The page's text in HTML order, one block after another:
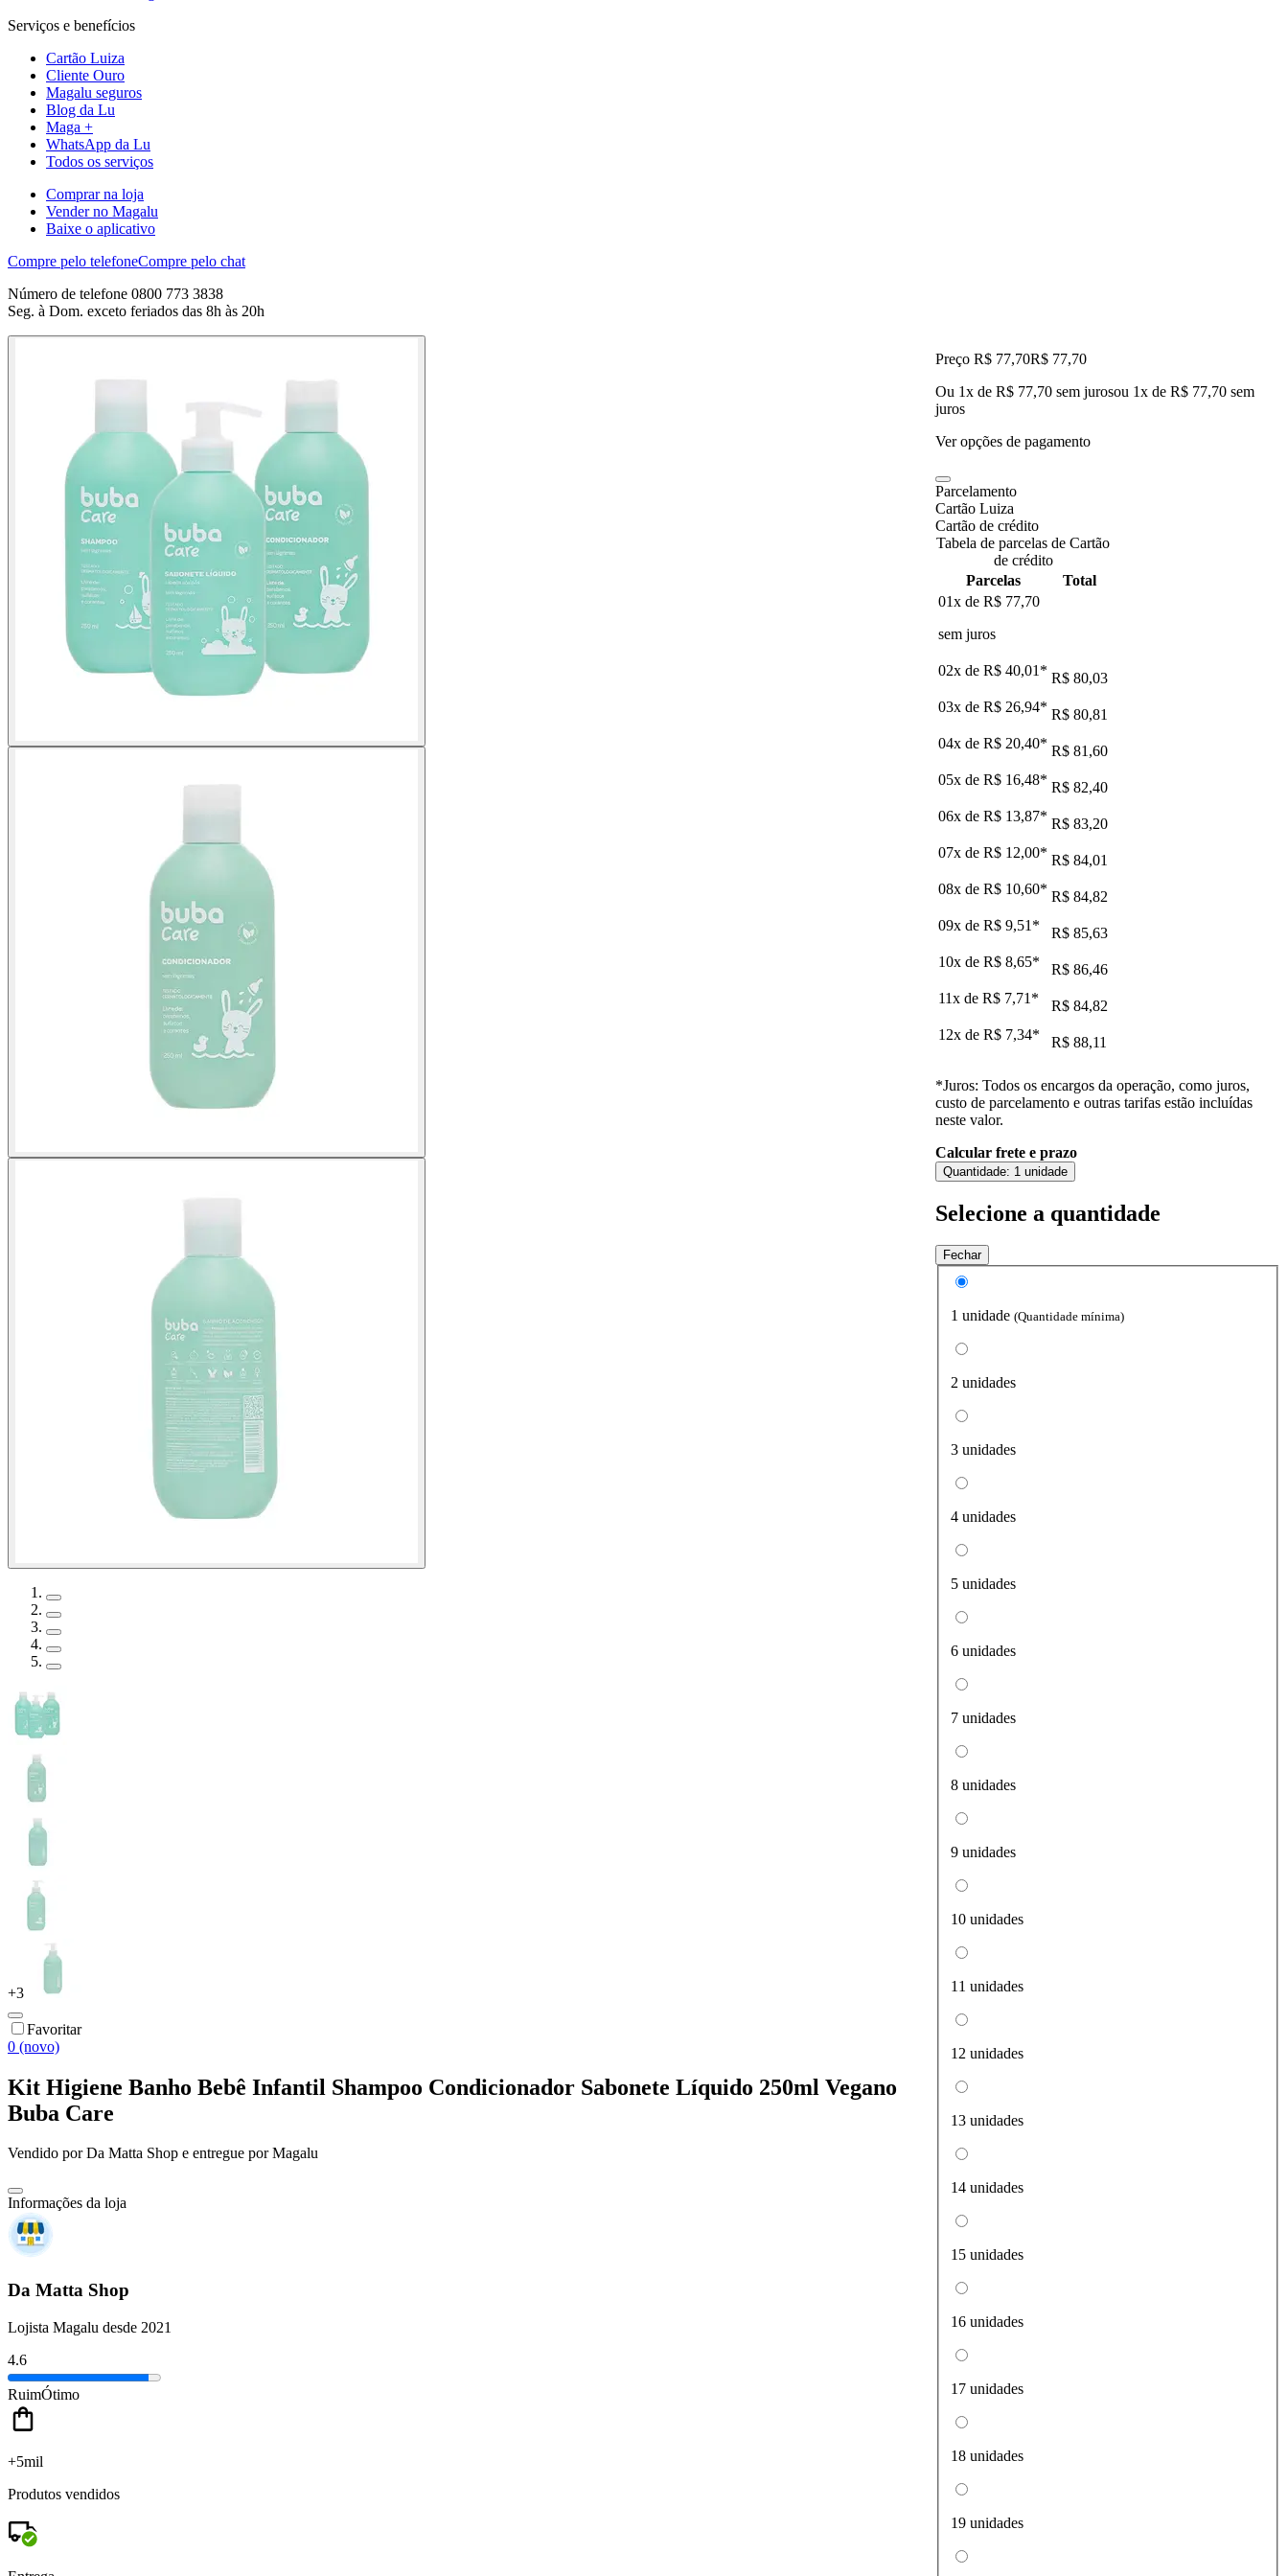
Serviços e benefícios
Cartão Luiza
Cliente Ouro
Magalu seguros
Blog da Lu
Maga +
WhatsApp da Lu
Todos os serviços
Comprar na loja
Vender no Magalu
Baixe o aplicativo
Compre pelo telefoneCompre pelo chat
Número de telefone 0800 773 3838
Seg. à Dom. exceto feriados das 8h às 20h
+3
Favoritar
0 (novo)
Kit Higiene Banho Bebê Infantil Shampoo Condicionador Sabonete Líquido 250ml Vegano
Buba Care
Vendido porDa Matta Shop e entregue por Magalu
Informações da loja
Da Matta Shop
Lojista Magalu desde 2021
4.6
RuimÓtimo
+5mil
Produtos vendidos
Preço R$ 77,70R$ 77,70
Ou 1x de R$ 77,70 sem jurosou 1x de R$ 77,70 sem
juros
Ver opções de pagamento
Parcelamento
Cartão Luiza
Cartão de crédito
Tabela de parcelas de Cartão
de crédito
Parcelas
Total
01x de R$ 77,70
sem juros
02x de R$ 40,01 * R$ 80,03
03x de R$ 26,94* R$ 80,81
04x de R$ 20,40* R$ 81,60
05x de R$ 16,48* R$ 82,40
06x de R$ 13,87* R$ 83,20
07x de R$ 12,00* R$ 84,01
08x de R$ 10,60* R$ 84,82
09x de R$ 9,51 *
R$ 85,63
10x de R$ 8,65*
R$ 86,46
11x de R$ 7,71 *
R$ 84,82
12x de R$ 7,34* R$ 88,11
*Juros: Todos os encargos da operação, como juros,
custo de parcelamento e outras tarifas estão incluídas
neste valor.
Calcular frete e prazo
Quantidade: 1 unidade
Selecione a quantidade
Fechar
1 unidade (Quantidade mínima)
2 unidades
3 unidades
4 unidades
5 unidades
6 unidades
7 unidades
8 unidades
9 unidades
10 unidades
11 unidades
12 unidades
13 unidades
14 unidades
15 unidades
16 unidades
17 unidades
18 unidades
19 unidades